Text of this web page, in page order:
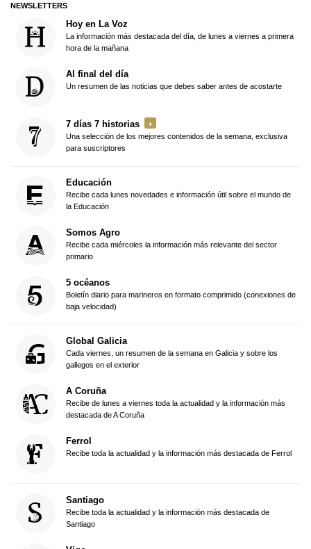
NEWSLETTERS
Hoy en La Voz
La información más destacada del día, de lunes a viernes a primera
hora de la mañana
Al final del día
Un resumen de las noticias que debes saber antes de acostarte
7 días 7 historias
Una selección de los mejores contenidos de la semana, exclusiva
para suscriptores
Educación
Recibe cada lunes novedades e información útil sobre el mundo de
la Educación
Somos Agro
Recibe cada miércoles la información más relevante del sector
primario
5 océanos
Boletín diario para marineros en formato comprimido (conexiones de
baja velocidad)
Global Galicia
Cada viernes, un resumen de la semana en Galicia y sobre los
gallegos en el exterior
A Coruña
Recibe de lunes a viernes toda la actualidad y la información más
destacada de A Coruña
Ferrol
Recibe toda la actualidad y la información más destacada de Ferrol
Santiago
Recibe toda la actualidad y la información más destacada de
Santiago